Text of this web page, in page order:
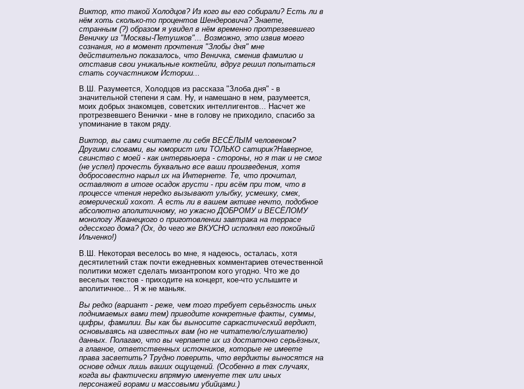
Виктор, кто такой Холодцов? Из кого вы его собирали? Есть ли в
нём хоть сколько-то процентов Шендеровича? Знаете,
странным (?) образом я увидел в нём временно протрезвевшего
Веничку из "Москвы-Петушков"... Возможно, это извив моего
сознания, но в момент прочтения "Злобы дня" мне
действительно показалось, что Веничка, сменив фамилию и
отставив свои уникальные коктейли, вдруг решил попытаться
стать соучастником Истории...
В.Ш. Разумеется, Холодцов из рассказа "Злоба дня" - в
значительной степени я сам. Ну, и намешано в нем, разумеется,
моих добрых знакомцев, советских интеллигентов... Насчет же
протрезвевшего Венички - мне в голову не приходило, спасибо за
упоминание в таком ряду.
Виктор, вы сами считаете ли себя ВЕСЁЛЫМ человеком?
Другими словами, вы юморист или ТОЛЬКО сатирик?Наверное,
свинство с моей - как интервьюера - стороны, но я так и не смог
(не успел) прочесть буквально все ваши произведения, хотя
добросовестно нарыл их на Интернете. Те, что прочитал,
оставляют в итоге осадок грусти - при всём при том, что в
процессе чтения нередко вызывают улыбку, усмешку, смех,
гомерический хохот. А есть ли в вашем активе нечто, подобное
абсолютно аполитичному, но ужасно ДОБРОМУ и ВЕСЁЛОМУ
монологу Жванецкого о приготовлении завтрака на террасе
одесского дома? (Ох, до чего же ВКУСНО исполнял его покойный
Ильченко!)
В.Ш. Некоторая веселось во мне, я надеюсь, осталась, хотя
десятилетний стаж почти ежедневных комментариев отечественной
политики может сделать мизантропом кого угодно. Что же до
веселых текстов - приходите на концерт, кое-что услышите и
аполитичное... Я ж не маньяк.
Вы редко (вариант - реже, чем того требует серьёзность иных
поднимаемых вами тем) приводите конкретные факты, суммы,
цифры, фамилии. Вы как бы выносите саркастический вердикт,
основываясь на известных вам (но не читателю/слушателю)
данных. Полагаю, что вы черпаете их из достаточно серьёзных,
а главное, ответственных источников, которые не имеете
права засветить? Трудно поверить, что вердикты выносятся на
основе одних лишь ваших ощущений. (Особенно в тех случаях,
когда вы фактически впрямую именуете тех или иных
персонажей ворами и массовыми убийцами.)